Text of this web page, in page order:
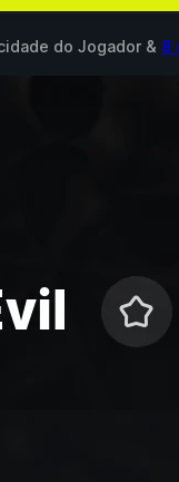
do Jogador & 8